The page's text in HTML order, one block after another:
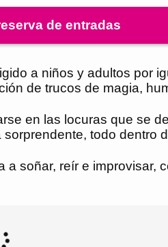
de entradas
a niños y adultos por
de trucos de magia,
en las locuras que se
todo dentro
soñar, reír e improvisar,